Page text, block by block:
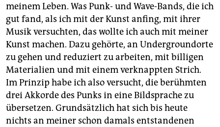
meinem Leben. Was Punk- und Wave-Bands, die ich
gut fand, als ich mit der Kunst anfing, mit ihrer
Musik versuchten, das wollte ich auch mit meiner
Kunst machen. Dazu gehörte, an Undergroundorte
zu gehen und reduziert zu arbeiten, mit billigen
Materialien und mit einem verknappten Strich.
Im Prinzip habe ich also versucht, die berühmten
drei Akkorde des Punks in eine Bildsprache zu
übersetzen. Grundsätzlich hat sich bis heute
nichts an meiner schon damals entstandenen